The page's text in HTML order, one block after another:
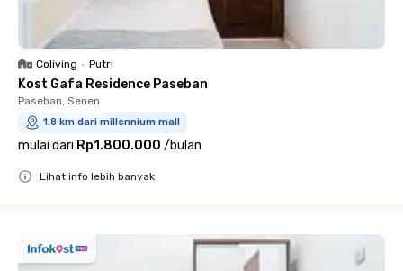
Coliving • Putri
Kost Gafa Residence Paseban
Paseban, Senen
1.8 km dari millennium mall
mulai dari Rp1.800.000 /bulan
Lihat info lebih banyak